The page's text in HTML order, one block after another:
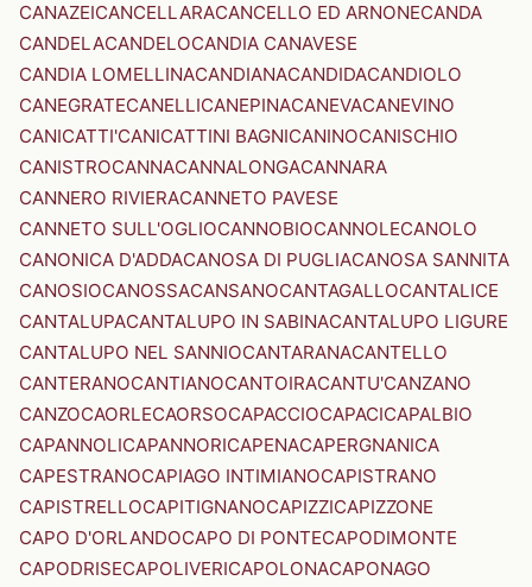
CANAZEICANCELLARACANCELLO ED ARNONECANDA
CANDELACANDELOCANDIA CANAVESE
CANDIA LOMELLINACANDIANACANDIDACANDIOLO
CANEGRATECANELLICANEPINACANEVACANEVINO
CANICATTI'CANICATTINI BAGNICANINOCANISCHIO
CANISTROCANNACANNALONGACANNARA
CANNERO RIVIERACANNETO PAVESE
CANNETO SULL'OGLIOCANNOBIOCANNOLECANOLO
CANONICA D'ADDACANOSA DI PUGLIACANOSA SANNITA
CANOSIOCANOSSACANSANOCANTAGALLOCANTALICE
CANTALUPACANTALUPO IN SABINACANTALUPO LIGURE
CANTALUPO NEL SANNIOCANTARANACANTELLO
CANTERANOCANTIANOCANTOIRACANTU'CANZANO
CANZOCAORLECAORSOCAPACCIOCAPACICAPALBIO
CAPANNOLICAPANNORICAPENACAPERGNANICA
CAPESTRANOCAPIAGO INTIMIANOCAPISTRANO
CAPISTRELLOCAPITIGNANOCAPIZZICAPIZZONE
CAPO D'ORLANDOCAPO DI PONTECAPODIMONTE
CAPODRISECAPOLIVERICAPOLONACAPONAGO